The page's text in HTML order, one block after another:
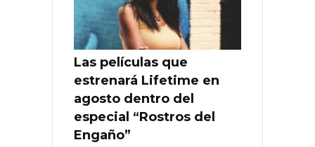
Las películas que
estrenará Lifetime en
agosto dentro del
especial “Rostros del
Engaño”